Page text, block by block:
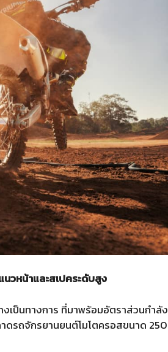
วหน้าและสเปคระดับสูง
เป็นทางการ ที่มาพร้อมอัตราส่วนกำลัง
ดรถจักรยานยนต์โมโตครอสขนาด 250